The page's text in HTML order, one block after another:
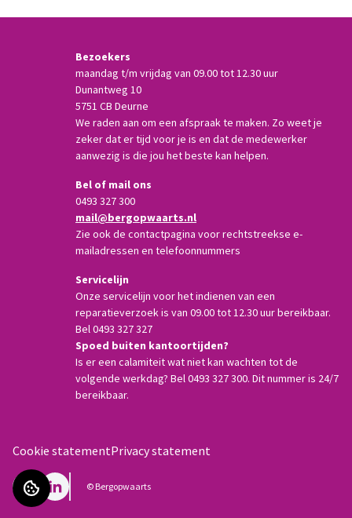
Bezoekers
maandag t/m vrijdag van 09.00 tot 12.30 uur
Dunantweg 10
5751 CB Deurne
We raden aan om een afspraak te maken. Zo weet je
zeker dat er tijd voor je is en dat de medewerker
aanwezig is die jou het beste kan helpen.
Bel of mail ons
0493 327 300
mail@bergopwaarts.nl
Zie ook de contactpagina voor rechtstreekse e-
mailadressen en telefoonnummers
Servicelijn
Onze servicelijn voor het indienen van een
reparatieverzoek is van 09.00 tot 12.30 uur bereikbaar.
Bel 0493 327 327
Spoed buiten kantoortijden?
Is er een calamiteit wat niet kan wachten tot de
volgende werkdag? Bel 0493 327 300. Dit nummer is 24/7
bereikbaar.
Cookie statementPrivacy statement
FacebookLinkedIn
© Bergopwaarts